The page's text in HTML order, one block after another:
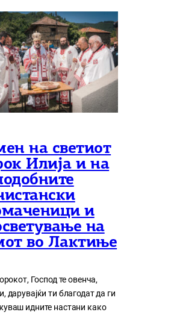
на светиот
Илија и на
и
на
во Лактиње
Господ те овенча,
дарувајќи ти благодат да ги
идните настани како